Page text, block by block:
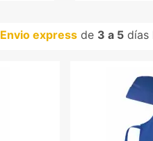
Envio expressde 3 a 5días